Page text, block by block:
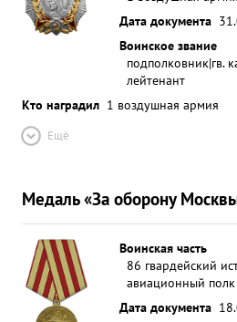
посадку на свой аэродром
темноты. в произведенных 4-
лично сбил 1 самолет
проведенных боевых вылетах
чным мастером вождения
организатором воздушного
Дата документа
Воинское звание
подполковник|гв.
лейтенант
Кто наградил 1 воздушная армия
Ещё
Медаль «За оборону
Воинская часть
86 гвардейский
авиационный полк
Дата документа